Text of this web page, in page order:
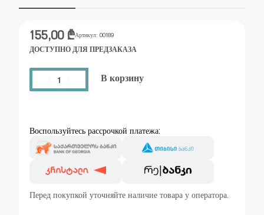
155,00 ₾Артикул: 00189
ДОСТУПНО ДЛЯ ПРЕДЗАКАЗА
В корзину
Воспользуйтесь рассрочкой платежа:
Перед покупкой уточняйте наличие товара у оператора.